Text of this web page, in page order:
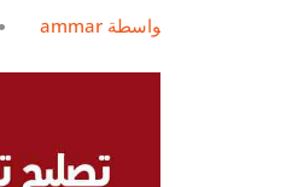
بواسطة ammar